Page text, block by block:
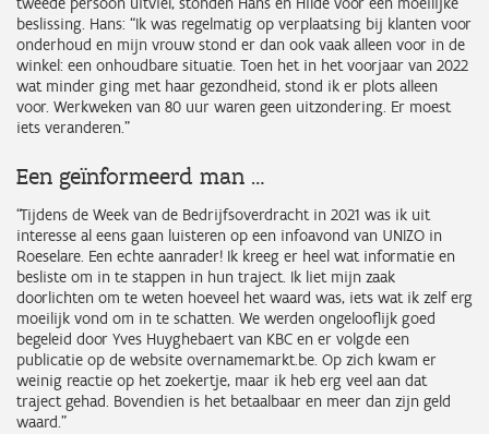
beslissing. Hans: “Ik was regelmatig op verplaatsing bij klanten voor
onderhoud en mijn vrouw stond er dan ook vaak alleen voor in de
winkel: een onhoudbare situatie. Toen het in het voorjaar van 2022
wat minder ging met haar gezondheid, stond ik er plots alleen
voor. Werkweken van 80 uur waren geen uitzondering. Er moest
iets veranderen.”
Een geïnformeerd man …
“Tijdens de Week van de Bedrijfsoverdracht in 2021 was ik uit
interesse al eens gaan luisteren op een infoavond van UNIZO in
Roeselare. Een echte aanrader! Ik kreeg er heel wat informatie en
besliste om in te stappen in hun traject. Ik liet mijn zaak
doorlichten om te weten hoeveel het waard was, iets wat ik zelf erg
moeilijk vond om in te schatten. We werden ongelooflijk goed
begeleid door Yves Huyghebaert van KBC en er volgde een
publicatie op de website overnamemarkt.be. Op zich kwam er
weinig reactie op het zoekertje, maar ik heb erg veel aan dat
traject gehad. Bovendien is het betaalbaar en meer dan zijn geld
waard.”